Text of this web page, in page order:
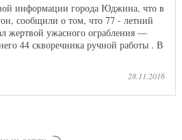
информации города Юджина, что в
сообщили о том, что 77 - летний
жертвой ужасного ограбления —
44 скворечника ручной работы . В
28.11.2016